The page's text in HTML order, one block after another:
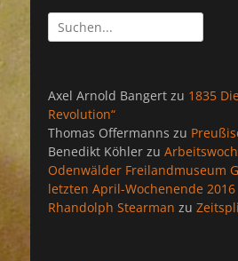
Suchen
nach:
Axel Arnold Bangert zu 1835
Revolution“
Thomas Offermanns zu
Benedikt Köhler zu
Odenwälder Freilandmuseum
letzten April-Wochenende 2016
Rhandolph Stearman zu